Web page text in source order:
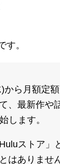
す。
)から月額定
、最新作や
します。
ストア」
はありませ